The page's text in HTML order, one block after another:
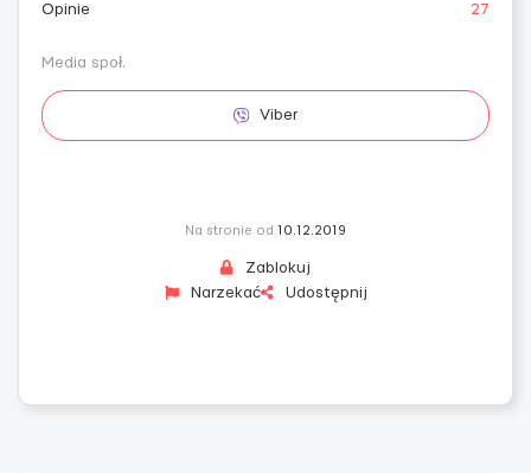
Opinie
27
Media społ.
Viber
Na stronie od 10.12.2019
Zablokuj
Narzekać
Udostępnij